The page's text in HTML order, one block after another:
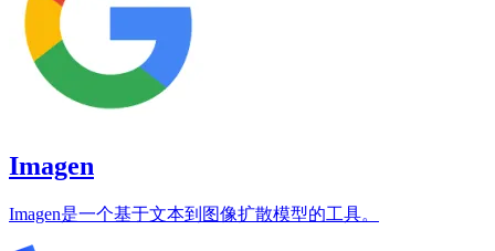
Imagen
Imagen是一个基于文本到图像扩散模型的工具。